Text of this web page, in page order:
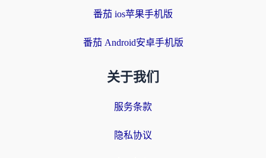
番茄 ios苹果手机版
番茄 Android安卓手机版
关于我们
服务条款
隐私协议